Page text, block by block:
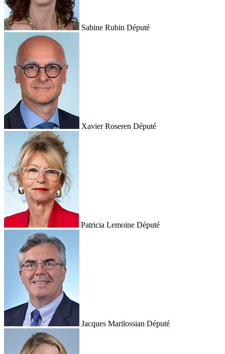
Sabine Rubin Député
Xavier Roseren Député
Patricia Lemoine Député
Jacques Marilossian Député